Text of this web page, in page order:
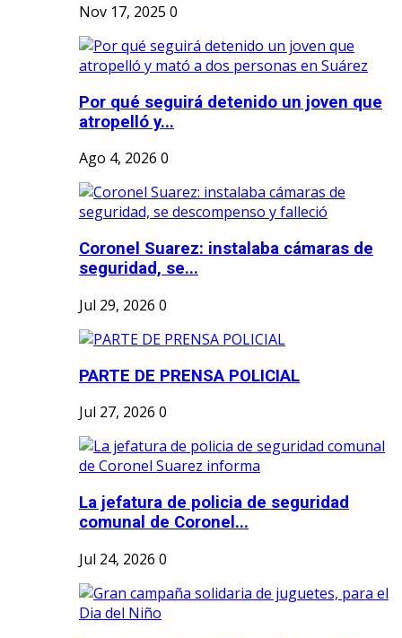
Nov 17, 2025 0
Por qué seguirá detenido un joven que
atropelló y...
Ago 4, 2026 0
Coronel Suarez: instalaba cámaras de
seguridad, se...
Jul 29, 2026 0
PARTE DE PRENSA POLICIAL
Jul 27, 2026 0
La jefatura de policia de seguridad
comunal de Coronel...
Jul 24, 2026 0